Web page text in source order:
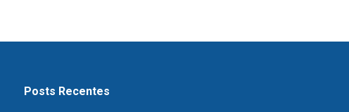
Posts Recentes